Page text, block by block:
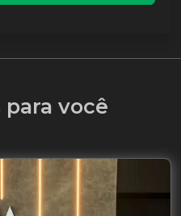
para você